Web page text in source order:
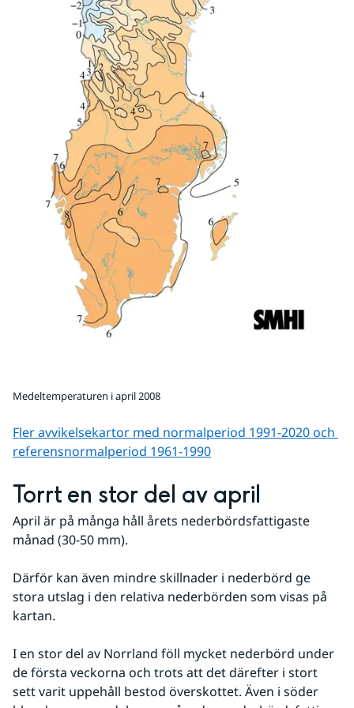
Medeltemperaturen i april 2008
Fler avvikelsekartor med normalperiod 1991-2020 och
referens­normalperiod 1961-1990
Torrt en stor del av april
April är på många håll årets nederbördsfattigaste
månad (30-50 mm).
Därför kan även mindre skillnader i nederbörd ge
stora utslag i den relativa nederbörden som visas på
kartan.
I en stor del av Norrland föll mycket nederbörd under
de första veckorna och trots att det därefter i stort
sett varit uppehåll bestod överskottet. Även i söder